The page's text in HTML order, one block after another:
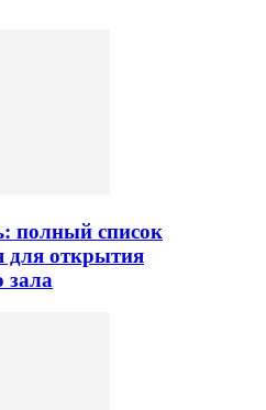
полный список
для открытия
зала